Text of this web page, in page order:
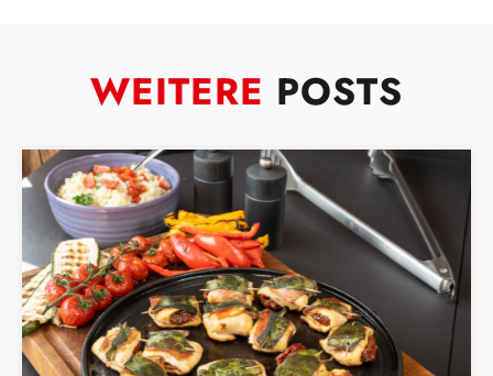
WEITERE POSTS